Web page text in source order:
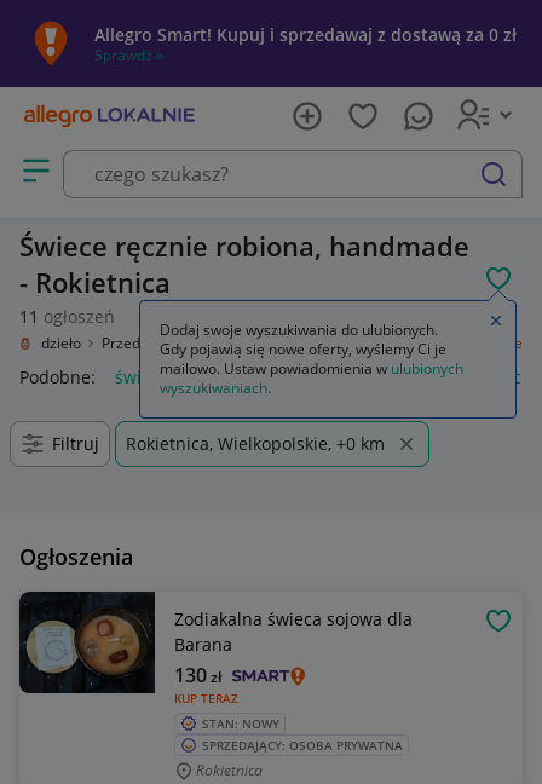
Allegro Smart! Kupuj i sprzedawaj z dostawą za 0 zł
Sprawdź »
Otwórz menu z kategoriami
szukaj
Świece ręcznie robiona, handmade
- Rokietnica
11 ogłoszeń
Rękodzieło Przedmioty ręcznie wykonane Wyposażenie domu Świece
Podobne: świece zapłonowe świece sojowe świece
Filtruj Rokietnica, Wielkopolskie, +0 km
Ogłoszenia
Zodiakalna świeca sojowa dla
Barana
KUP TERAZ
130zł
STAN: NOWY
SPRZEDAJĄCY: OSOBA PRYWATNA
Rokietnica
Dodaj swoje wyszukiwania do ulubionych.
Gdy pojawią się nowe oferty, wyślemy Ci je
mailowo. Ustaw powiadomienia w ulubionych
wyszukiwaniach.